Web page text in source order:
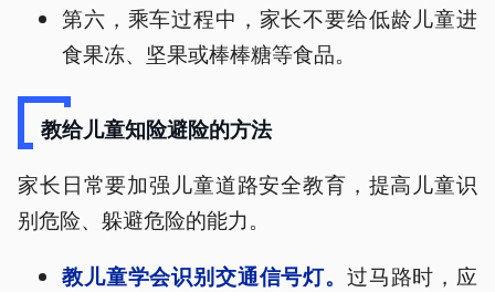
第六，乘车过程中，家长不要给低龄儿童进
食果冻、坚果或棒棒糖等食品。
教给儿童知险避险的方法
家长日常要加强儿童道路安全教育，提高儿童识
别危险、躲避危险的能力。
教儿童学会识别交通信号灯。 过马路时，应